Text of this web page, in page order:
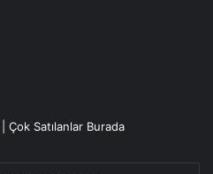
Çok Satılanlar Burada